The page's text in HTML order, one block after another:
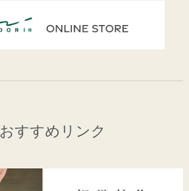
おすすめリンク